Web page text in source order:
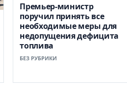
Премьер-министр
поручил принять все
необходимые меры для
недопущения дефицита
топлива
БЕЗ РУБРИКИ